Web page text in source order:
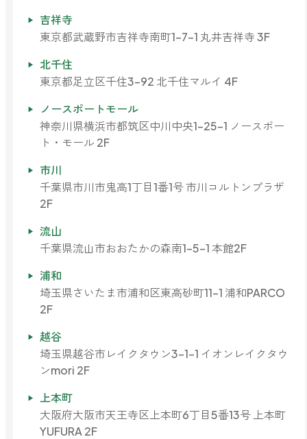
吉祥寺
東京都武蔵野市吉祥寺南町1-7-1 丸井吉祥寺 3F
北千住
東京都足立区千住3-92 北千住マルイ 4F
ノースポートモール
神奈川県横浜市都筑区中川中央1-25-1 ノースポー
ト・モール 2F
市川
千葉県市川市鬼高1丁目1番1号 市川コルトンプラザ
2F
流山
千葉県流山市おおたかの森南1-5-1 本館2F
浦和
埼玉県さいたま市浦和区東高砂町11-1 浦和PARCO
2F
越谷
埼玉県越谷市レイクタウン3-1-1 イオンレイクタウ
ンmori 2F
上本町
大阪府大阪市天王寺区上本町6丁目5番13号 上本町
YUFURA 2F